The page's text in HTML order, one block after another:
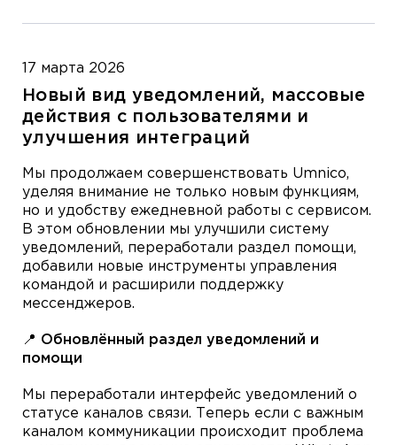
17 марта 2026
Новый вид уведомлений, массовые
действия с пользователями и
улучшения интеграций
Мы продолжаем совершенствовать Umnico,
уделяя внимание не только новым функциям,
но и удобству ежедневной работы с сервисом.
В этом обновлении мы улучшили систему
уведомлений, переработали раздел помощи,
добавили новые инструменты управления
командой и расширили поддержку
мессенджеров.
📍 Обновлённый раздел уведомлений и
помощи
Мы переработали интерфейс уведомлений о
статусе каналов связи. Теперь если с важным
каналом коммуникации происходит проблема